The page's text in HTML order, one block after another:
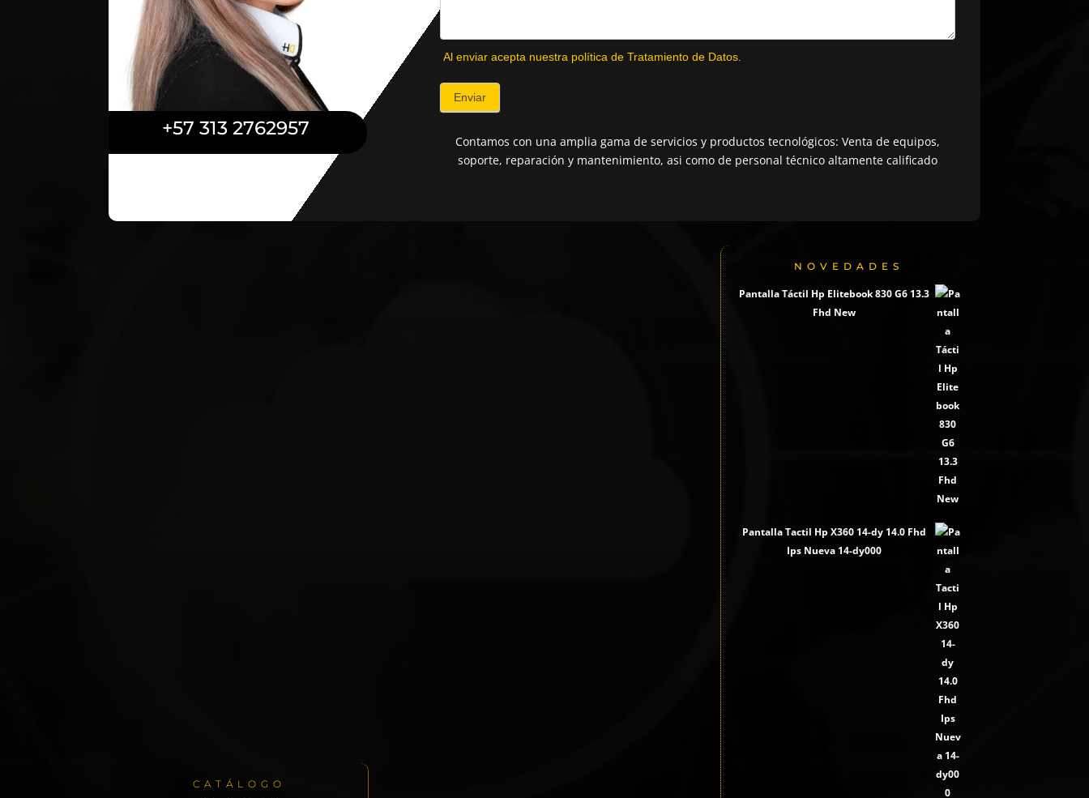
+57 313 2762957
Al enviar acepta nuestra política de Tratamiento de Datos.
Enviar
Contamos con una amplia gama de servicios y productos tecnológicos: Venta de equipos,
soporte, reparación y mantenimiento, asi como de personal técnico altamente calificado
CATÁLOGO
NOVEDADES
Pantalla Táctil Hp Elitebook 830 G6 13.3
Fhd New
Pantalla Tactil Hp X360 14-dy 14.0 Fhd
Ips Nueva 14-dy000